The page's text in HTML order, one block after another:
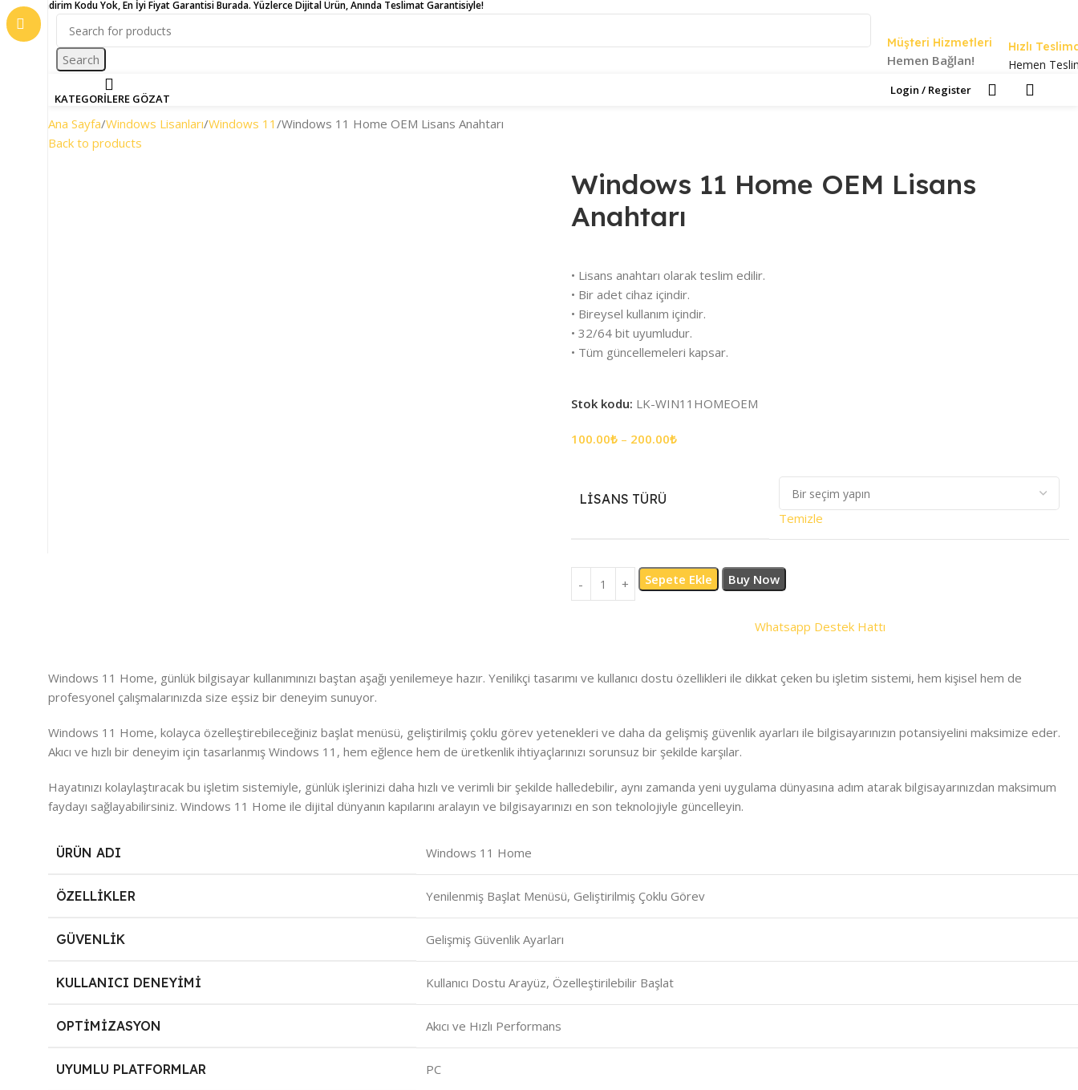
İndirim Kodu Yok, En İyi Fiyat Garantisi Burada. Yüzlerce Dijital Ürün, Anında Teslimat Garantisiyle!
Search
Müşteri Hizmetleri
Hemen Bağlan!
Hızlı
Hemen
KATEGORİLERE GÖZAT
Login / Register
Ana Sayfa Windows Lisanları Windows 11 Windows 11 Home OEM Lisans Anahtarı
Back to products
Windows 11 Home OEM Lisans
Anahtarı
• Lisans anahtarı olarak teslim edilir.
• Bir adet cihaz içindir.
• Bireysel kullanım içindir.
• 32/64 bit uyumludur.
• Tüm güncellemeleri kapsar.
Stok kodu: LK-WIN11HOMEOEM
100.00₺ – 200.00₺
LISANS TÜRÜ
Temizle
Sepete Ekle Buy Now
Whatsapp Destek Hattı
Windows 11 Home, günlük bilgisayar kullanımınızı baştan aşağı yenilemeye hazır. Yenilikçi tasarımı ve kullanıcı dostu özellikleri ile dikkat çeken bu işletim sistemi, hem kişisel hem de
profesyonel çalışmalarınızda size eşsiz bir deneyim sunuyor.
Windows 11 Home, kolayca özelleştirebileceğiniz başlat menüsü, geliştirilmiş çoklu görev yetenekleri ve daha da gelişmiş güvenlik ayarları ile bilgisayarınızın potansiyelini maksimize eder.
Akıcı ve hızlı bir deneyim için tasarlanmış Windows 11, hem eğlence hem de üretkenlik ihtiyaçlarınızı sorunsuz bir şekilde karşılar.
Hayatınızı kolaylaştıracak bu işletim sistemiyle, günlük işlerinizi daha hızlı ve verimli bir şekilde halledebilir, aynı zamanda yeni uygulama dünyasına adım atarak bilgisayarınızdan maksimum
faydayı sağlayabilirsiniz. Windows 11 Home ile dijital dünyanın kapılarını aralayın ve bilgisayarınızı en son teknolojiyle güncelleyin.
ÜRÜN ADI Windows 11 Home
ÖZELLIKLER Yenilenmiş Başlat Menüsü, Geliştirilmiş Çoklu Görev
GÜVENLIK Gelişmiş Güvenlik Ayarları
KULLANICI DENEYIMI Kullanıcı Dostu Arayüz, Özelleştirilebilir Başlat
OPTIMIZASYON Akıcı ve Hızlı Performans
UYUMLU PLATFORMLAR PC